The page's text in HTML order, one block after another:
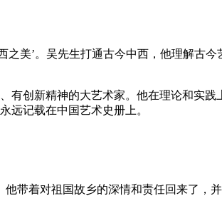
美’。吴先生打通古今中西，他理解古今
创新精神的大艺术家。他在理论和实
远记载在中国艺术史册上。
带着对祖国故乡的深情和责任回来了，